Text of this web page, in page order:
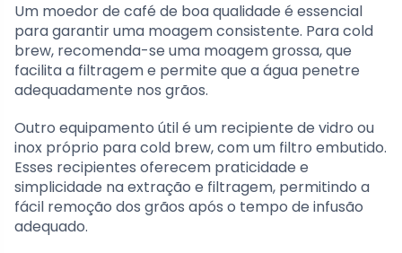
Um moedor de café de boa qualidade é essencial
para garantir uma moagem consistente. Para cold
brew, recomenda-se uma moagem grossa, que
facilita a filtragem e permite que a água penetre
adequadamente nos grãos.
Outro equipamento útil é um recipiente de vidro ou
inox próprio para cold brew, com um filtro embutido.
Esses recipientes oferecem praticidade e
simplicidade na extração e filtragem, permitindo a
fácil remoção dos grãos após o tempo de infusão
adequado.